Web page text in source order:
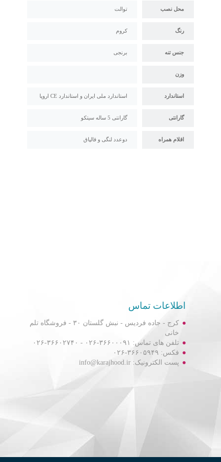
محل نصب توالت
رنگ کروم
جنس تنه برنجی
وزن
استاندارد استاندارد ملی ایران و استاندارد CE اروپا
گارانتی گارانتی 5 ساله سیتکو
اقلام همراه دوعدد لنگی و قالپاق
اطلاعات تماس
کرج - جاده فردیس - نبش گلستان ۳۰ - فروشگاه تلم
خانی
تلفن های تماس: ۳۶۶۰۰۰۹۱-۰۲۶ - ۳۶۶۰۲۷۴۰-۰۲۶
فکس: ۳۶۶۰۵۹۴۹-۰۲۶
پست الکترونیک: info@karajhood.ir